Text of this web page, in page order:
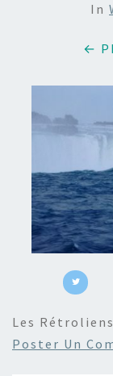
In
←
Les
Poster Un